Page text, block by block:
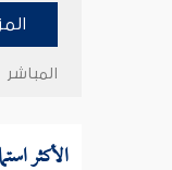
المباشر
الأكثر